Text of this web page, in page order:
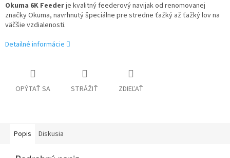
Okuma 6K Feederje kvalitný feederový navijak od renomovanej
značky Okuma, navrhnutý špeciálne pre stredne ťažký až ťažký lov na
väčšie vzdialenosti.
Detailné informácie
OPÝTAŤ SA STRÁŽIŤ ZDIEĽAŤ
Popis Diskusia